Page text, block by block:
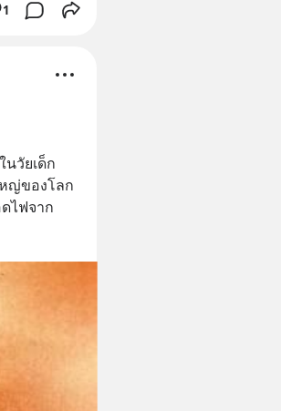
1
วัยเด็ก
ญ่ของโลก
ไฟจาก